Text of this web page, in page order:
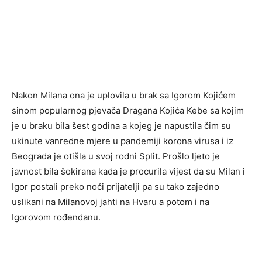
Nakon Milana ona je uplovila u brak sa Igorom Kojićem
sinom popularnog pjevača Dragana Kojića Kebe sa kojim
je u braku bila šest godina a kojeg je napustila čim su
ukinute vanredne mjere u pandemiji korona virusa i iz
Beograda je otišla u svoj rodni Split. Prošlo ljeto je
javnost bila šokirana kada je procurila vijest da su Milan i
Igor postali preko noći prijatelji pa su tako zajedno
uslikani na Milanovoj jahti na Hvaru a potom i na
Igorovom rođendanu.